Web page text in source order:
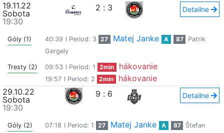
19.11.22
Sobota
19:30
2 : 3 Detailne
Góly (1) 40:39 I Period: 3 27 Matej Janke A 87
Patrik
Gergely
Tresty (2) 09:53 I Period: 1 2min hákovanie
19:57 I Period: 2 2min
hákovanie
29.10.22
Sobota
19:30
9 : 6 Detailne
Góly (2) 07:18 I Period: 1 27 Matej Janke A 87
Štefan